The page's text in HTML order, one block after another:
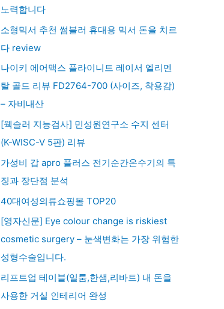
노력합니다
소형믹서 추천 썸블러 휴대용 믹서 돈을 치르
다 review
나이키 에어맥스 플라이니트 레이서 엘리멘
탈 골드 리뷰 FD2764-700 (사이즈, 착용감)
– 자비내산
[웩슬러 지능검사] 민성원연구소 수지 센터
(K-WISC-V 5판) 리뷰
가성비 갑 apro 플러스 전기순간온수기의 특
징과 장단점 분석
40대여성의류쇼핑몰 TOP20
[영자신문] Eye colour change is riskiest
cosmetic surgery – 눈색변화는 가장 위험한
성형수술입니다.
리프트업 테이블(일룸,한샘,리바트) 내 돈을
사용한 거실 인테리어 완성